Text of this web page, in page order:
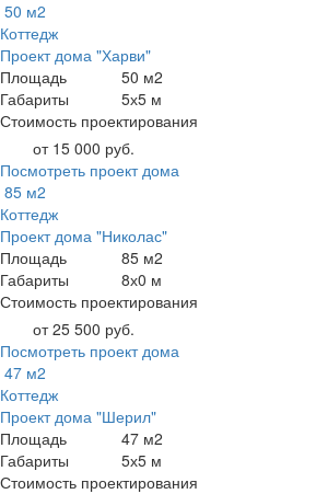
50 м2
Коттедж
Проект дома "Харви"
Площадь
50 м2
Габариты
5х5 м
Стоимость проектирования
от 15 000 руб.
Посмотреть проект дома
85 м2
Коттедж
Проект дома "Николас"
Площадь
85 м2
Габариты
8х0 м
Стоимость проектирования
от 25 500 руб.
Посмотреть проект дома
47 м2
Коттедж
Проект дома "Шерил"
Площадь
47 м2
Габариты
5х5 м
Стоимость проектирования